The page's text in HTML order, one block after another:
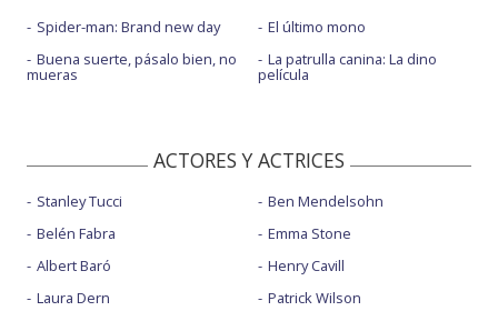
Spider-man: Brand new day
Buena suerte, pásalo bien, no
mueras
El último mono
La patrulla canina: La dino
película
ACTORES Y ACTRICES
Stanley Tucci
Belén Fabra
Albert Baró
Laura Dern
Ben Mendelsohn
Emma Stone
Henry Cavill
Patrick Wilson